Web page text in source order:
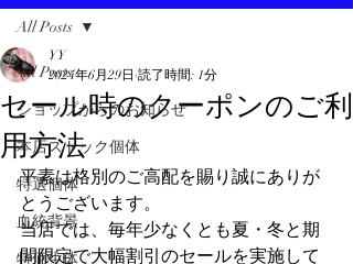
All Posts
ショップからのお知らせ
本店ストック個体
特選個体
血統背景
特価生体
All Posts
セール時のクーポンのご利
用方法
YY
2024年6月29日 読了時間: 1分
平素は格別のご高配を賜り誠にありが
とうございます。
当店では、毎年少なくとも夏・冬と期
間限定で大幅割引のセールを実施して